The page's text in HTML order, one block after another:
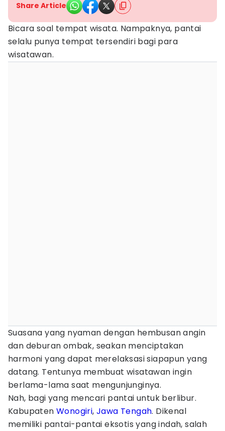
Share Article
Bicara soal tempat wisata. Nampaknya, pantai
selalu punya tempat tersendiri bagi para
wisatawan.
Suasana yang nyaman dengan hembusan angin
dan deburan ombak, seakan menciptakan
harmoni yang dapat merelaksasi siapapun yang
datang. Tentunya membuat wisatawan ingin
berlama-lama saat mengunjunginya.
Nah, bagi yang mencari pantai untuk berlibur.
KabupatenWonogiri,Jawa Tengah. Dikenal
memiliki pantai-pantai eksotis yang indah, salah